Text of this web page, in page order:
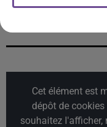
RAYE
Cet élément est
dépôt de
souhaitez l'afficher,